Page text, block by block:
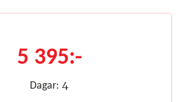
5 395:-
Dagar: 4